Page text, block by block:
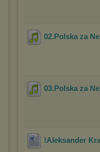
02.Polska za
03.Polska za
!Aleksander